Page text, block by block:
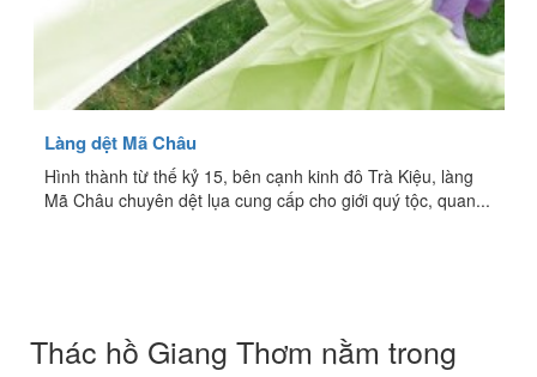
Làng dệt Mã Châu
Hình thành từ thế kỷ 15, bên cạnh kinh đô Trà Kiệu, làng
Mã Châu chuyên dệt lụa cung cấp cho giới quý tộc, quan...
Thác hồ Giang Thơm nằm trong